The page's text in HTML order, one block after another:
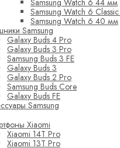
Samsung Watch 6 44 мм
Samsung Watch 6
Samsung Watch 6 40 мм
Samsung
Galaxy Buds 4 Pro
Galaxy Buds 3 Pro
Samsung Buds 3 FE
Galaxy Buds 3
Galaxy Buds 2 Pro
Samsung Buds Core
Galaxy Buds FE
Samsung
Xiaomi
Xiaomi 14T Pro
Xiaomi 13T Pro